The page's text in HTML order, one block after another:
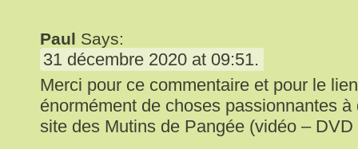
Paul Says:
31 décembre 2020 at 09:51.
Merci pour ce commentaire et pour le
énormément de choses passionnantes
site des Mutins de Pangée (vidéo –